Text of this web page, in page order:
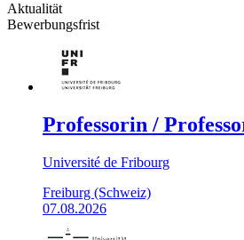
Aktualität
Bewerbungsfrist
Professorin /
Université de Fribourg
Freiburg (Schweiz)
07.08.2026